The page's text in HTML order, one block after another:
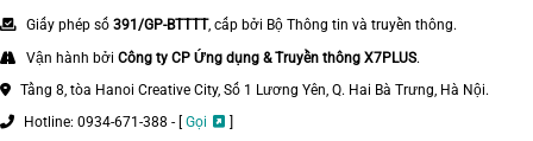
Giấy phép số 391/GP-BTTTT, cấp bởi Bộ Thông tin và truyền thông.
Vận hành bởi Công ty CP Ứng dụng & Truyền thông X7PLUS.
Tầng 8, tòa Hanoi Creative City, Số 1 Lương Yên, Q. Hai Bà Trưng, Hà Nội.
Hotline: 0934-671-388 - [ Gọi